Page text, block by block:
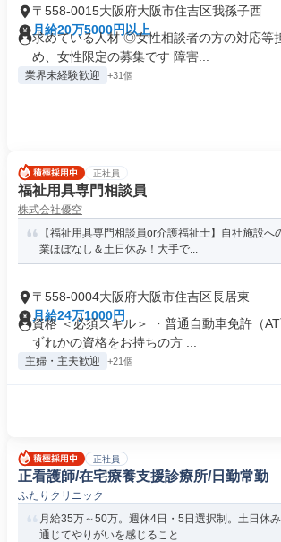
〒558-0015大阪府大阪市住吉区我孫子西
月給20万5000円以上
求めている人材 ◎女性相談者の方の対応等
め、女性限定の募集です 障害...
業界未経験歓迎 +31個
正社員
福祉用具専門相談員
株式会社優空
【福祉用具専門相談員or介護福祉士】自社施設へ
業ほぼなし＆土日休み！大手で...
〒558-0004大阪府大阪市住吉区長居東
月給24万1000円
資格 ＜必須スキル＞ ・普通自動車免許（
ずれかの資格をお持ちの方 ...
主婦・主夫歓迎 +21個
正社員
正看護師/在宅療養支援診療所/日勤常勤
ふたりクリニック
月給35万～50万。週休4日・5日選択制。土日休
通じてやりがいを感じること...